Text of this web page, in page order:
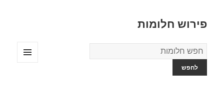
פירוש חלומות
מילון
החלומות